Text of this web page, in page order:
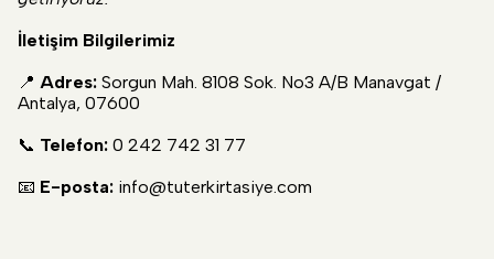
İletişim Bilgilerimiz
📍 Adres: Sorgun Mah. 8108 Sok. No3 A/B Manavgat /
Antalya, 07600
📞 Telefon: 0 242 742 31 77
📧 E-posta: info@tuterkirtasiye.com